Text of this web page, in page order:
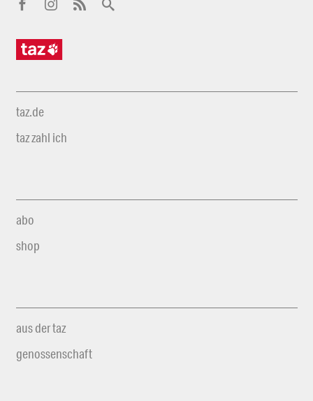
taz.de
taz zahl ich
abo
shop
aus der taz
genossenschaft